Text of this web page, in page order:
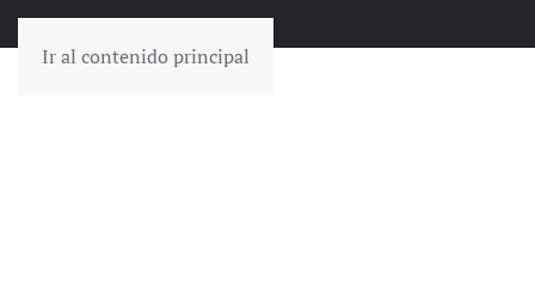
Ir al contenido principal